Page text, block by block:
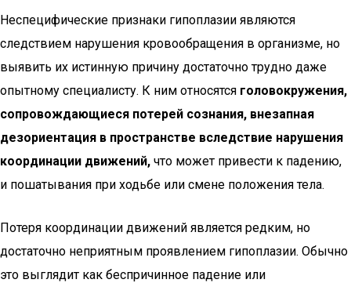
Неспецифические признаки гипоплазии являются
следствием нарушения кровообращения в организме, но
выявить их истинную причину достаточно трудно даже
опытному специалисту. К ним относятся головокружения,
сопровождающиеся потерей сознания, внезапная
дезориентация в пространстве вследствие нарушения
координации движений, что может привести к падению,
и пошатывания при ходьбе или смене положения тела.
Потеря координации движений является редким, но
достаточно неприятным проявлением гипоплазии. Обычно
это выглядит как беспричинное падение или